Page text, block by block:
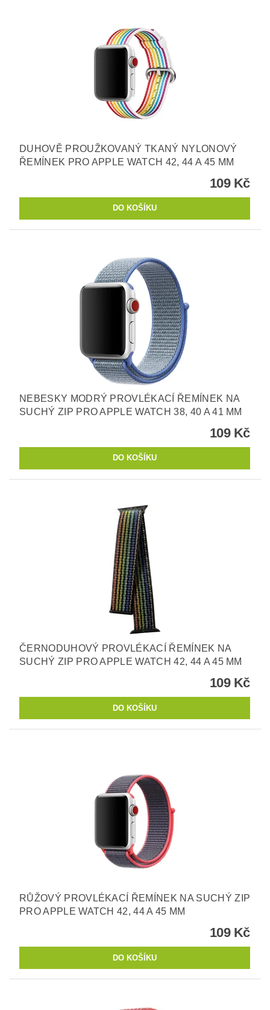
DUHOVĚ PROUŽKOVANÝ TKANÝ NYLONOVÝ
ŘEMÍNEK PRO APPLE WATCH 42, 44 A 45 MM
109 Kč
NEBESKY MODRÝ PROVLÉKACÍ ŘEMÍNEK NA
SUCHÝ ZIP PRO APPLE WATCH 38, 40 A 41 MM
109 Kč
ČERNODUHOVÝ PROVLÉKACÍ ŘEMÍNEK NA
SUCHÝ ZIP PRO APPLE WATCH 42, 44 A 45 MM
109 Kč
RŮŽOVÝ PROVLÉKACÍ ŘEMÍNEK NA SUCHÝ ZIP
PRO APPLE WATCH 42, 44 A 45 MM
109 Kč